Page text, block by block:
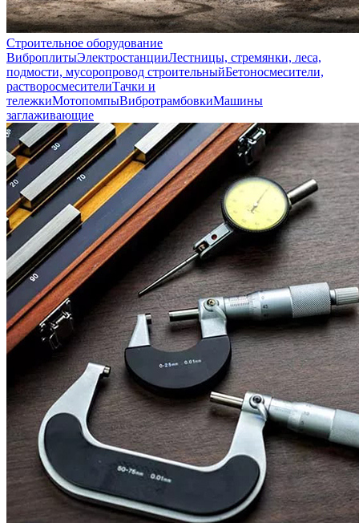
Строительное оборудование
ВиброплитыЭлектростанцииЛестницы, стремянки, леса,
подмости, мусоропровод строительныйБетоносмесители,
растворосмесителиТачки и
тележкиМотопомпыВибротрамбовкиМашины
заглаживающие